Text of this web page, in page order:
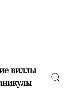
виллы
(current)